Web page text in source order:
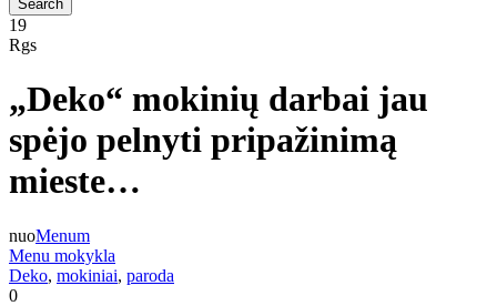
19
Rgs
„Deko“ mokinių darbai jau
spėjo pelnyti pripažinimą
mieste…
nuoMenum
Menu mokykla
Deko, mokiniai, paroda
0